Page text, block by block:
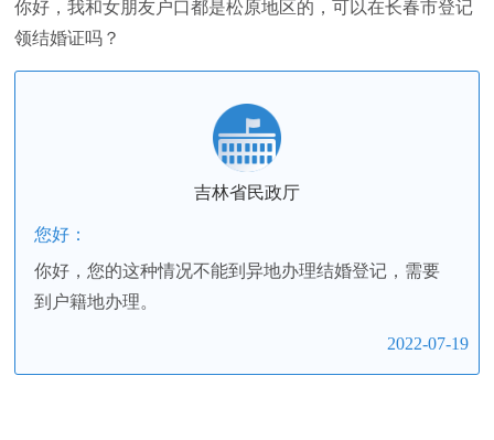
你好，我和女朋友户口都是松原地区的，可以在长春市登记
领结婚证吗？
吉林省民政厅
您好：
你好，您的这种情况不能到异地办理结婚登记，需要
到户籍地办理。
2022-07-19